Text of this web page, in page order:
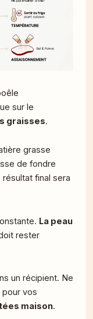
sur le
graisses.
grasse
de fondre
final sera
La peau
rester
un récipient. Ne
pour vos
maison.